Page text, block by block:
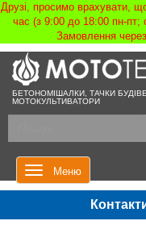
Друзі, просимо врахувати,
час (з 9:00 до 18:00 пн-пт;
Замовлення
БЕТОНОМІШАЛКИ, ТАЧКИ
МОТОКУЛЬТИВАТОРИ
Меню